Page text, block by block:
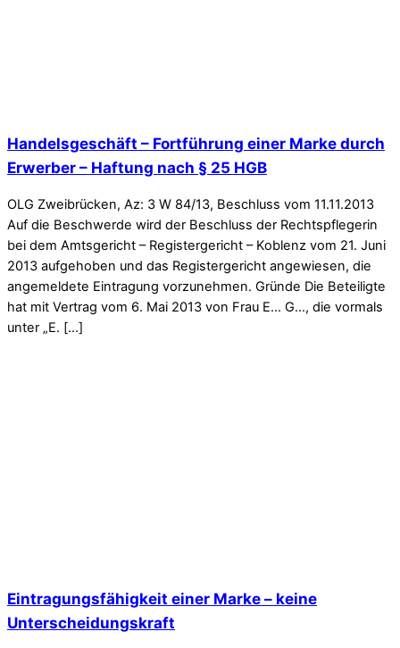
Handelsgeschäft – Fortführung einer Marke durch
Erwerber – Haftung nach § 25 HGB
OLG Zweibrücken, Az: 3 W 84/13, Beschluss vom 11.11.2013
Auf die Beschwerde wird der Beschluss der Rechtspflegerin
bei dem Amtsgericht – Registergericht – Koblenz vom 21. Juni
2013 aufgehoben und das Registergericht angewiesen, die
angemeldete Eintragung vorzunehmen. Gründe Die Beteiligte
hat mit Vertrag vom 6. Mai 2013 von Frau E… G…, die vormals
unter „E. […]
Eintragungsfähigkeit einer Marke – keine
Unterscheidungskraft